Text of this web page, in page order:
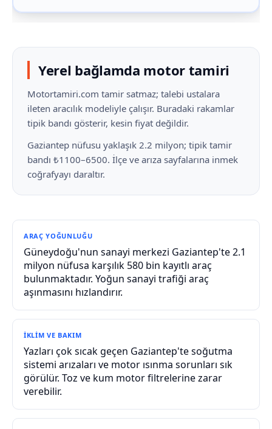
Yerel bağlamda motor tamiri
Motortamiri.com tamir satmaz; talebi ustalara
ileten aracılık modeliyle çalışır. Buradaki rakamlar
tipik bandı gösterir, kesin fiyat değildir.
Gaziantep nüfusu yaklaşık 2.2 milyon; tipik tamir
bandı ₺1100–6500. İlçe ve arıza sayfalarına inmek
coğrafyayı daraltır.
ARAÇ YOĞUNLUĞU
Güneydoğu'nun sanayi merkezi Gaziantep'te 2.1
milyon nüfusa karşılık 580 bin kayıtlı araç
bulunmaktadır. Yoğun sanayi trafiği araç
aşınmasını hızlandırır.
İKLIM VE BAKIM
Yazları çok sıcak geçen Gaziantep'te soğutma
sistemi arızaları ve motor ısınma sorunları sık
görülür. Toz ve kum motor filtrelerine zarar
verebilir.